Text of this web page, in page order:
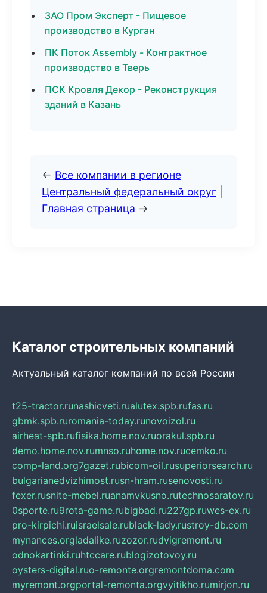
ЗАО Пром Эксперт - Пищевое
производство в Курган
ПК Поток Assembly - Контрактное
производство в Тверь
ПСК Кровля Декор - Реконструкция
зданий в Казань
← Все компании в регионе
Центральный федеральный округ
Главная страница →
Каталог строительных компаний
Актуальный каталог компаний по всей России
t25-tractor.runashicveti.rualutex.spb.rufas.ru
gbmk.spb.ruromania-today.runovoizol.ru
airheat-spb.rufisika.home.nov.ruorakul.spb.ru
demo.home.nov.rumnso.ruhome.nov.rucemko.ru
comp-land.org7gazet.rubicom-oil.rusuperiorsearch.ru
bulgarianedvizhimost.rusn-hram.rusenovosti.ru
fexer.rusnite-mebel.ruanamvkusno.rutechnosaratov.ru
0sporte.ru9rota-game.rubigbad.ru227gp.ruwes-ex.ru
pro-kirpichi.ruisraelsale.rublack-lady.rustroy-db.com
mynances.orgladalike.ruzozor.rudvigremont.ru
odnokartinki.ruhtccare.rublogizotovoy.ru
oysters-digital.ruo-remonte.orgremontdoma.com
myremont.orgportal-remonta.orgvyitikho.rumirjon.ru